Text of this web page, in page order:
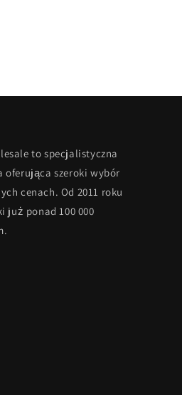
to specjalistyczna
szeroki wybór
cenach. Od 2011 roku
już ponad 100 000